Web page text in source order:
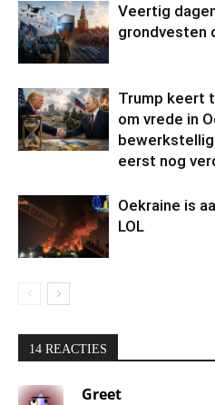
Veertig
grondvesten
Trump keert
om vrede in
eerst nog
Oekraine is
LOL
14 REACTIES
Greet